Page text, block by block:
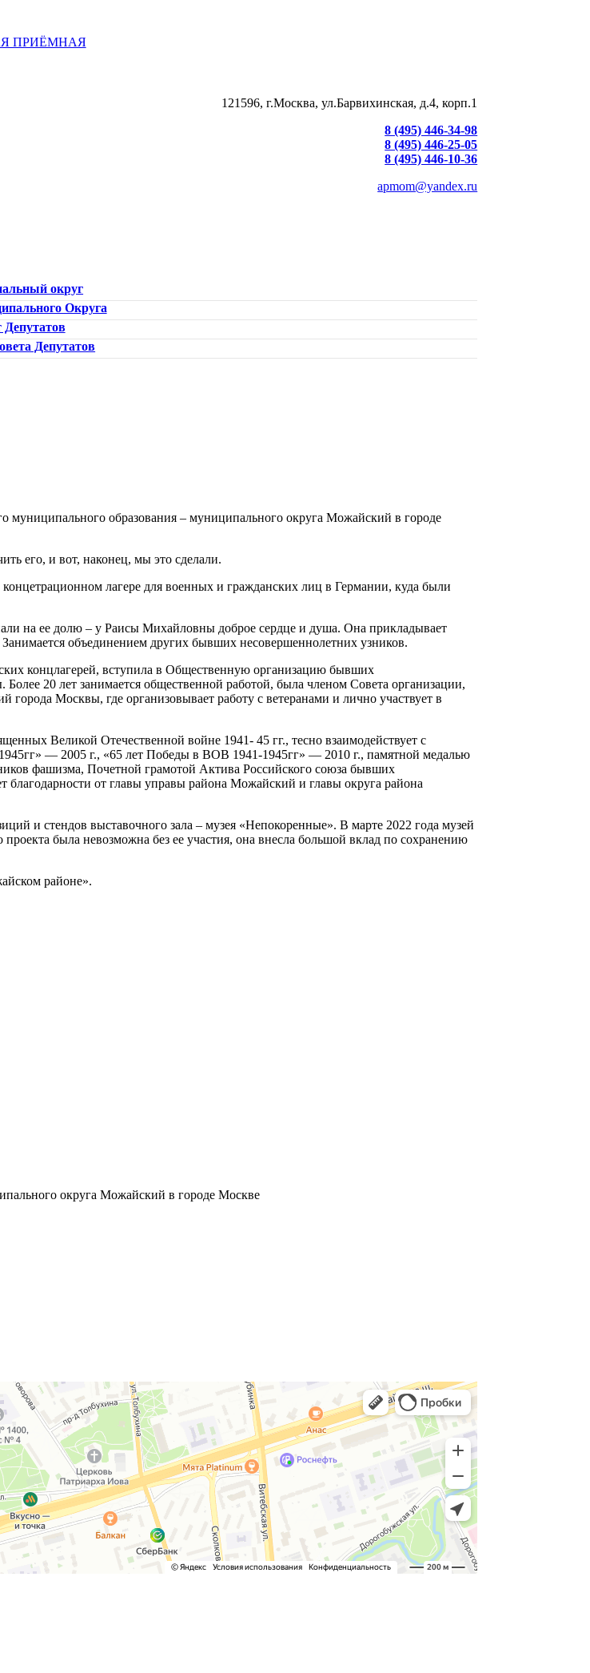
ПРИЁМНАЯ
121596, г.Москва, ул.Барвихинская, д.4, корп.1
8 (495) 446-34-98
8 (495) 446-25-05
8 (495) 446-10-36
apmom@yandex.ru
округ
Округа
Депутатов
Депутатов
муниципального образования – муниципального округа Можайский в городе
его, и вот, наконец, мы это сделали.
лагере для военных и гражданских лиц в Германии, куда были
на ее долю – у Раисы Михайловны доброе сердце и душа. Она прикладывает
объединением других бывших несовершеннолетних узников.
концлагерей, вступила в Общественную организацию бывших
20 лет занимается общественной работой, была членом Совета организации,
Москвы, где организовывает работу с ветеранами и лично участвует в
Великой Отечественной войне 1941- 45 гг., тесно взаимодействует с
— 2005 г., «65 лет Победы в ВОВ 1941-1945гг» — 2010 г., памятной медалью
фашизма, Почетной грамотой Актива Российского союза бывших
от главы управы района Можайский и главы округа района
и стендов выставочного зала – музея «Непокоренные». В марте 2022 года музей
была невозможна без ее участия, она внесла большой вклад по сохранению
районе».
округа Можайский в городе Москве